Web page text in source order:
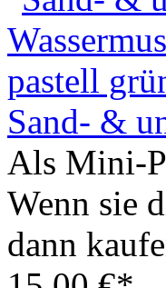
Sand- &
Als Mini-
Wenn sie
dann